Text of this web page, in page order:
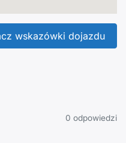
wskazówki dojazdu
0 odpowiedzi